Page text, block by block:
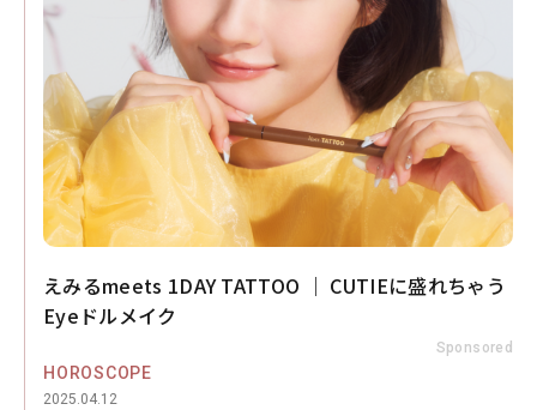
えみるmeets 1DAY TATTOO ｜ CUTIEに盛れちゃう
Eyeドルメイク
Sponsored
HOROSCOPE
2025.04.12